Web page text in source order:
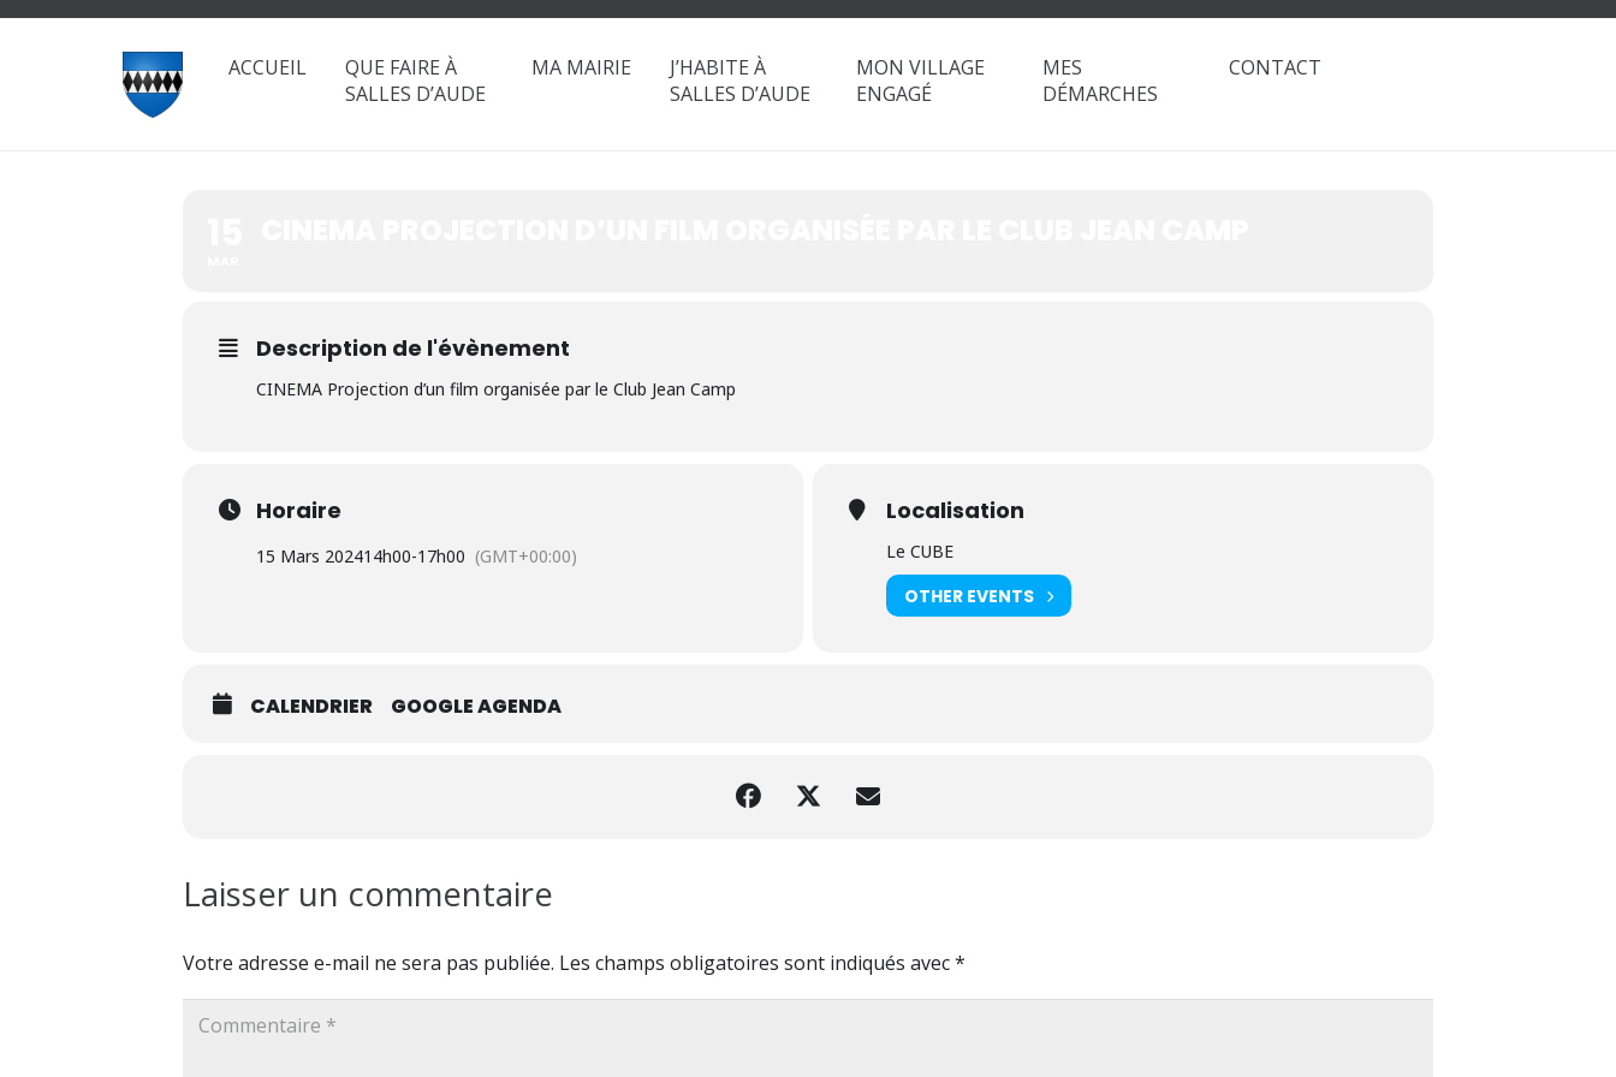
ACCUEIL
QUE FAIRE À
SALLES D’AUDE
MA MAIRIE
J’HABITE À
SALLES D’AUDE
MON VILLAGE
ENGAGÉ
MES
DÉMARCHES
CONTACT
CINEMA PROJECTION D’UN FILM ORGANISÉE
PAR LE CLUB JEAN CAMP
Description de l'évènement
CINEMA Projection d’un film organisée par le Club Jean Camp
Horaire
15 Mars 202414h00-17h00 (GMT+00:00)
Localisation
Le CUBE
OTHER EVENTS
CALENDRIER GOOGLE AGENDA
Laisser un commentaire
Votre adresse e-mail ne sera pas publiée. Les champs obligatoires sont indiqués avec*